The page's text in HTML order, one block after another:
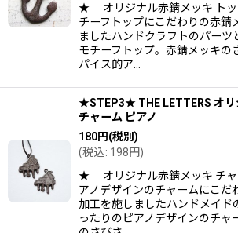
★ オリジナル赤錆メッキ ト
チーフトップにこだわりの赤錆
ましたハンドクラフトのパーツ
モチーフトップ。赤錆メッキの
パイス的ア…
★STEP3★ THE LETTERS オリ
チャーム ピアノ
180円(税別)
(税込: 198円)
★ オリジナル赤錆メッキ チャ
アノデザインのチャームにこだ
加工を施しましたハンドメイド
ったりのピアノデザインのチャ